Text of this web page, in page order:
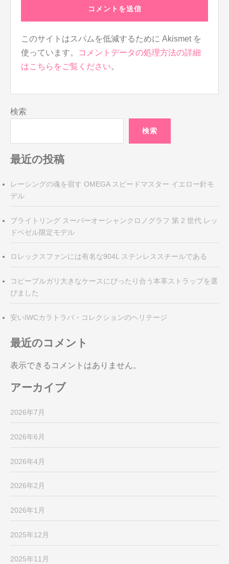
このサイトはスパムを低減するために Akismet を
使っています。
コメントデータの処理方法の詳細
はこちらをご覧ください。
検索
検索
最近の投稿
レーシングの魂を宿す OMEGA スピードマスター イエロー針モ
デル
ブライトリング スーパーオーシャンクロノグラフ 第 2 世代 レッ
ドベゼル限定モデル
ロレックスファンには有名な904L ステンレススチールである
コピーブルガリ大きなケースにぴったり合う本革ストラップを選
びました
安いIWCカラトラバ・コレクションのヘリテージ
最近のコメント
表示できるコメントはありません。
アーカイブ
2026年7月
2026年6月
2026年4月
2026年2月
2026年1月
2025年12月
2025年11月